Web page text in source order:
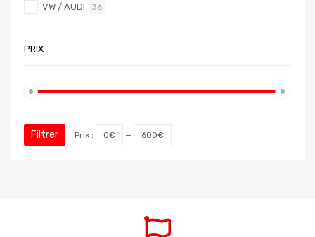
VW / AUDI 36
PRIX
Filtrer Prix : 0€ — 600€